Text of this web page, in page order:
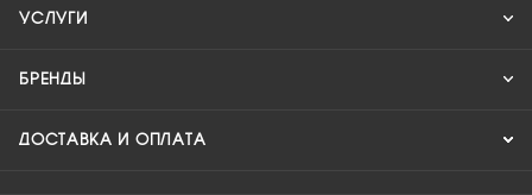
УСЛУГИ
БРЕНДЫ
ДОСТАВКА И ОПЛАТА